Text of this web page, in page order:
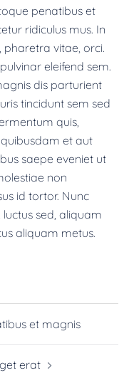
penatibus et
ridiculus mus. In
pharetra vitae, orci.
eleifend sem.
dis parturient
tincidunt sem sed
quis,
et aut
saepe eveniet ut
non
id tortor. Nunc
sed, aliquam
aliquam metus.
et magnis
erat